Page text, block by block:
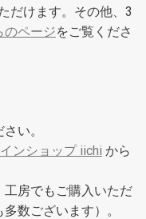
だけます。その他、3
のページをご覧くださ
い。
ンショップ iichi から
房でもご購入いただ
数ございます）。